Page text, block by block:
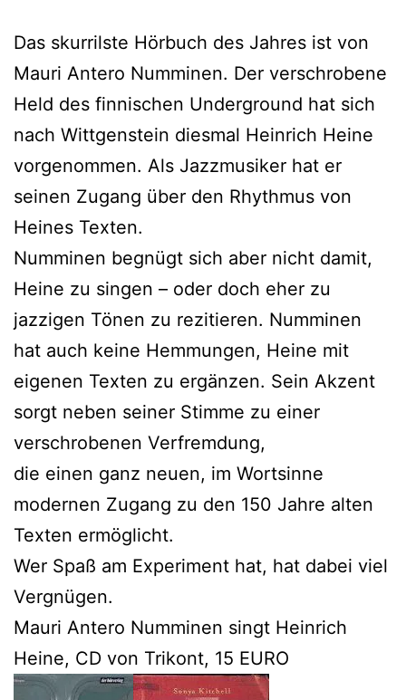
Das skurrilste Hörbuch des Jahres ist von
Mauri Antero Numminen. Der verschrobene
Held des finnischen Underground hat sich
nach Wittgenstein diesmal Heinrich Heine
vorgenommen. Als Jazzmusiker hat er
seinen Zugang über den Rhythmus von
Heines Texten.
Numminen begnügt sich aber nicht damit,
Heine zu singen – oder doch eher zu
jazzigen Tönen zu rezitieren. Numminen
hat auch keine Hemmungen, Heine mit
eigenen Texten zu ergänzen. Sein Akzent
sorgt neben seiner Stimme zu einer
verschrobenen Verfremdung,
die einen ganz neuen, im Wortsinne
modernen Zugang zu den 150 Jahre alten
Texten ermöglicht.
Wer Spaß am Experiment hat, hat dabei viel
Vergnügen.
Mauri Antero Numminen singt Heinrich
Heine, CD von Trikont, 15 EURO